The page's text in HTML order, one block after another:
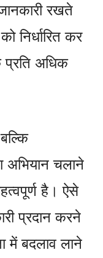
रखते
निर्धारित कर
अधिक
अभियान चलाने
है। ऐसे
प्रदान करने
में बदलाव लाने